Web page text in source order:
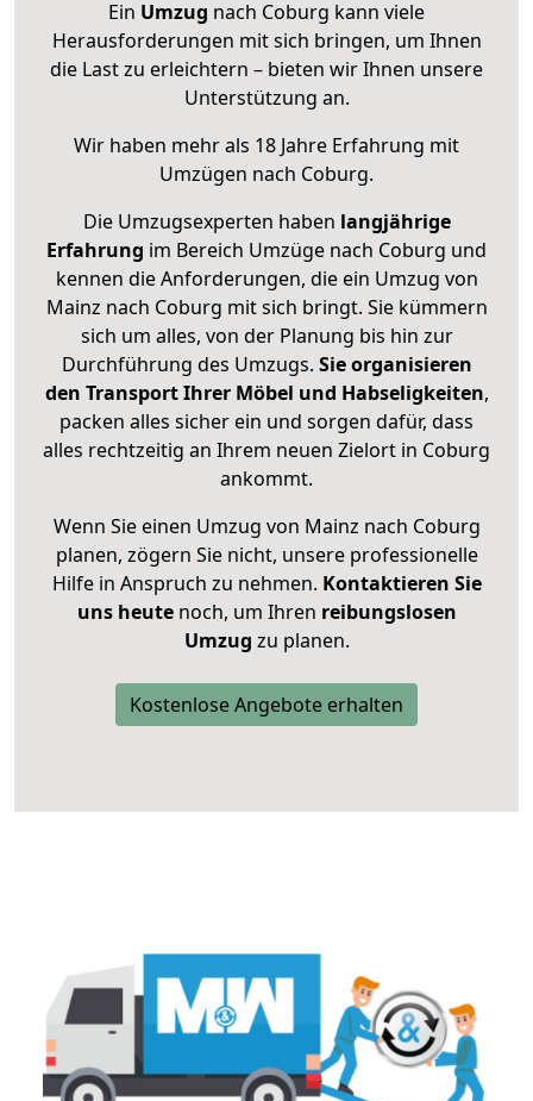
Ein Umzug nach Coburg kann viele
Herausforderungen mit sich bringen, um Ihnen
die Last zu erleichtern – bieten wir Ihnen unsere
Unterstützung an.
Wir haben mehr als 18 Jahre Erfahrung mit
Umzügen nach Coburg.
Die Umzugsexperten haben langjährige
Erfahrung im Bereich Umzüge nach Coburg und
kennen die Anforderungen, die ein Umzug von
Mainz nach Coburg mit sich bringt. Sie kümmern
sich um alles, von der Planung bis hin zur
Durchführung des Umzugs. Sie organisieren
den Transport Ihrer Möbel und Habseligkeiten,
packen alles sicher ein und sorgen dafür, dass
alles rechtzeitig an Ihrem neuen Zielort in Coburg
ankommt.
Wenn Sie einen Umzug von Mainz nach Coburg
planen, zögern Sie nicht, unsere professionelle
Hilfe in Anspruch zu nehmen. Kontaktieren Sie
uns heutenoch, um Ihren reibungslosen
Umzug zu planen.
Kostenlose Angebote erhalten